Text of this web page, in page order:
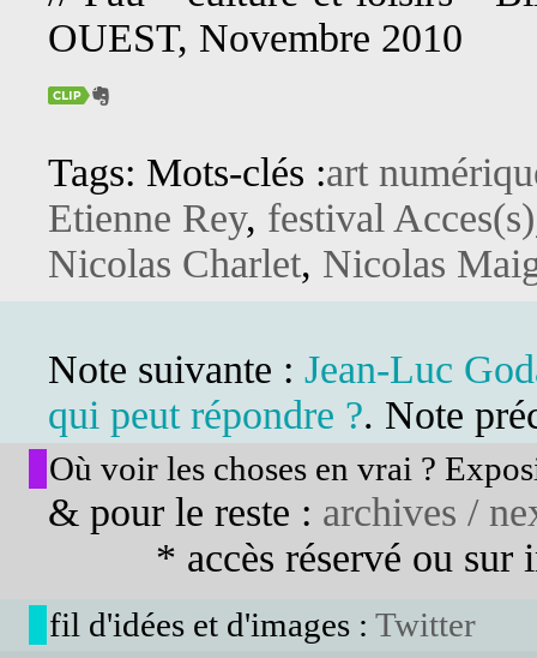
OUEST, Novembre 2010
Tags: Mots-clés :art
Etienne Rey, festival Acces(s)
Nicolas Charlet, Nicolas
Note suivante : Jean-Luc
qui peut répondre ?. Note
Où voir les choses en vrai ?
& pour le reste : archives /
* accès réservé ou sur
fil d'idées et d'images : Twitter